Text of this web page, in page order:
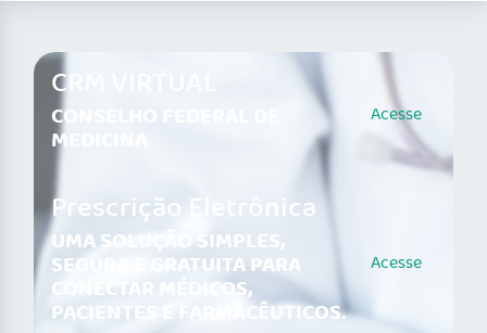
CRM VIRTUAL
CONSELHO FEDERAL DE
MEDICINA
Acesse
Prescrição Eletrônica
UMA SOLUÇÃO SIMPLES,
SEGURA E GRATUITA PARA
CONECTAR MÉDICOS,
PACIENTES E FARMACÊUTICOS.
Acesse